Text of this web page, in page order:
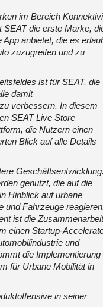
im Bereich
SEAT die erste Marke,
anbietet, die es
zuzugreifen und zu
ist für SEAT, die
damit
verbessern. In diesem
SEAT Live Store
die Nutzern einen
Blick auf alle Details
genutzt, die auf die
Hinblick auf urbane
und Fahrzeuge
ist die Zusammenarbeit
einen Startup-
und
die Implementierung
für Urbane Mobilität in
in seiner